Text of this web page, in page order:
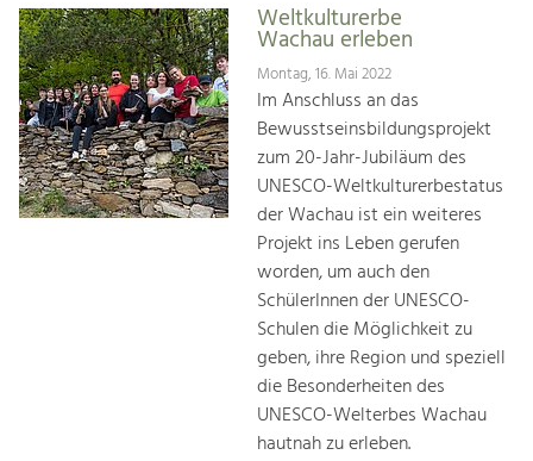
Weltkulturerbe
Wachau erleben
Montag, 16. Mai 2022
Im Anschluss an das
Bewusstseinsbildungsprojekt
zum 20-Jahr-Jubiläum des
UNESCO-Weltkulturerbestatus
der Wachau ist ein weiteres
Projekt ins Leben gerufen
worden, um auch den
SchülerInnen der UNESCO-
Schulen die Möglichkeit zu
geben, ihre Region und speziell
die Besonderheiten des
UNESCO-Welterbes Wachau
hautnah zu erleben.